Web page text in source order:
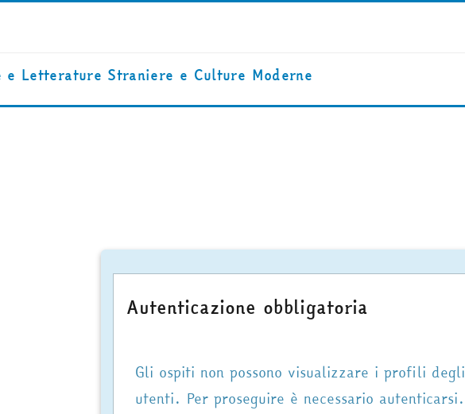
Letterature Straniere e Culture Moderne
Autenticazione obbligatoria
Gli ospiti non possono visualizzare i profili degli
utenti. Per proseguire è necessario autenticarsi.